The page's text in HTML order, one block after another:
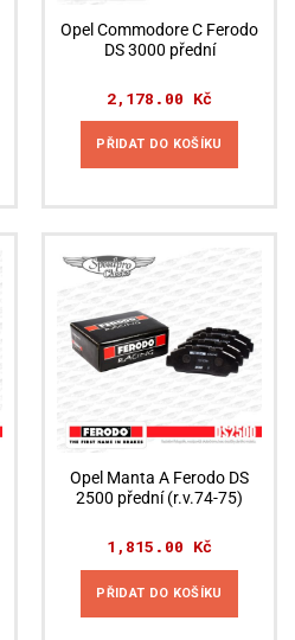
Opel Commodore C Ferodo
DS 3000 přední
2,178.00 Kč
PŘIDAT DO KOŠÍKU
Opel Manta A Ferodo DS
2500 přední (r.v.74-75)
1,815.00 Kč
PŘIDAT DO KOŠÍKU